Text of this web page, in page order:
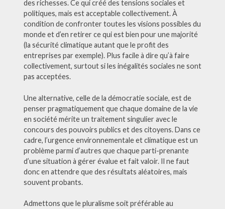
des richesses. Ce qui créé des tensions sociales et
politiques, mais est acceptable collectivement. À
condition de confronter toutes les visions possibles du
monde et d’en retirer ce qui est bien pour une majorité
(la sécurité climatique autant que le profit des
entreprises par exemple). Plus facile à dire qu’à faire
collectivement, surtout si les inégalités sociales ne sont
pas acceptées.
Une alternative, celle de la démocratie sociale, est de
penser pragmatiquement que chaque domaine de la vie
en société mérite un traitement singulier avec le
concours des pouvoirs publics et des citoyens. Dans ce
cadre, l’urgence environnementale et climatique est un
problème parmi d’autres que chaque parti-prenante
d’une situation à gérer évalue et fait valoir. Il ne faut
donc en attendre que des résultats aléatoires, mais
souvent probants.
Admettons que le pluralisme soit préférable au